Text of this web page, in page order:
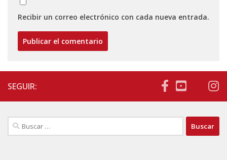
Recibir un correo electrónico con cada nueva entrada.
SEGUIR:
Buscar: